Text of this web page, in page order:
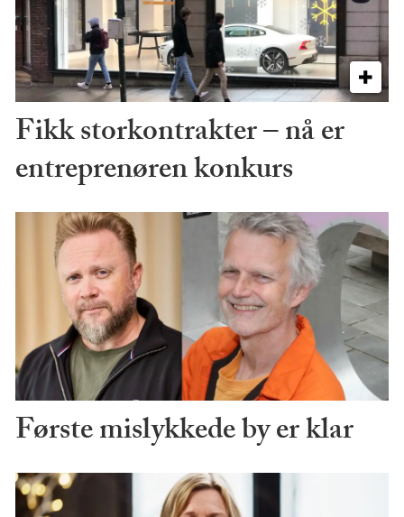
Fikk storkontrakter – nå er
entreprenøren konkurs
Første mislykkede by er klar